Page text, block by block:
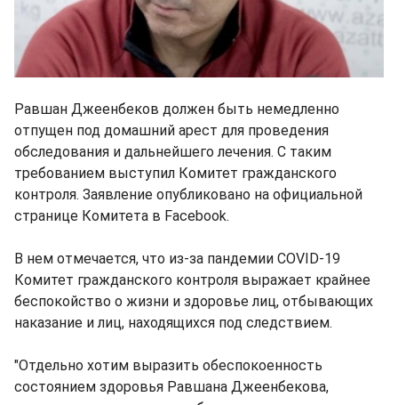
Равшан Джеенбеков должен быть немедленно
отпущен под домашний арест для проведения
обследования и дальнейшего лечения. С таким
требованием выступил Комитет гражданского
контроля. Заявление опубликовано на официальной
странице Комитета в Facebook.
В нем отмечается, что из-за пандемии COVID-19
Комитет гражданского контроля выражает крайнее
беспокойство о жизни и здоровье лиц, отбывающих
наказание и лиц, находящихся под следствием.
"Отдельно хотим выразить обеспокоенность
состоянием здоровья Равшана Джеенбекова,